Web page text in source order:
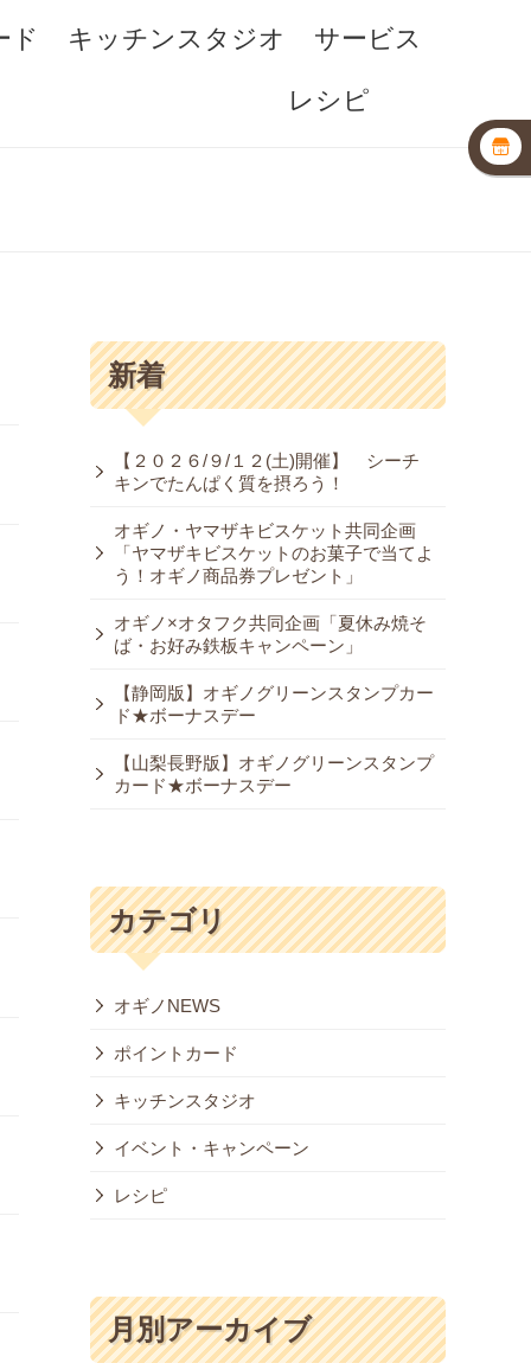
ド キッチンスタジオ サービス
レシピ
新着
【２０２６/９/１２(土)開催】 シーチ
キンでたんぱく質を摂ろう！
オギノ・ヤマザキビスケット共同企画
「ヤマザキビスケットのお菓子で当てよ
う！オギノ商品券プレゼント」
オギノ×オタフク共同企画「夏休み焼そ
ば・お好み鉄板キャンペーン」
【静岡版】オギノグリーンスタンプカー
ド★ボーナスデー
【山梨長野版】オギノグリーンスタンプ
カード★ボーナスデー
カテゴリ
オギノNEWS
ポイントカード
キッチンスタジオ
イベント・キャンペーン
レシピ
月別アーカイブ